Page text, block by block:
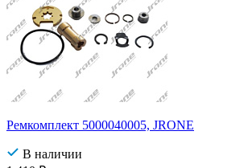
Ремкомплект 5000040005, JRONE
В наличии